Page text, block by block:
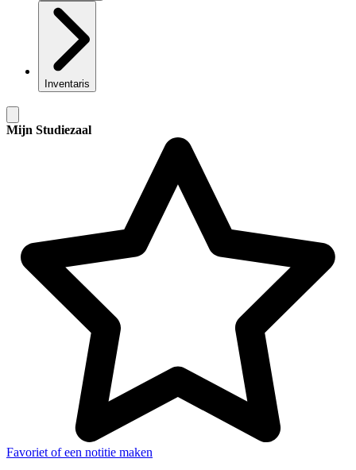
Inventaris
Mijn Studiezaal
Favoriet of een notitie maken